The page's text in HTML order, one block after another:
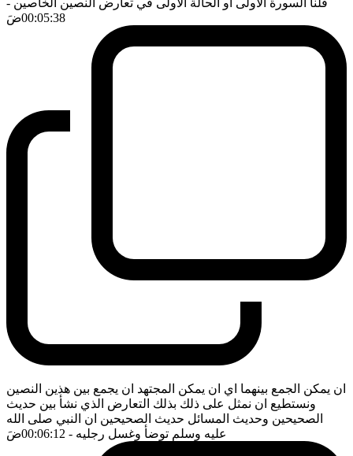
قلنا السورة الاولى او الحالة الاولى في تعارض النصين الخاصين -
00:05:38ضَ
ان يمكن الجمع بينهما اي ان يمكن المجتهد ان يجمع بين هذين النصين
ونستطيع ان نمثل على ذلك بذلك التعارض الذي نشأ بين حديث
الصحيحين وحديث المسائل حديث الصحيحين ان النبي صلى الله
عليه وسلم توضأ وغسل رجليه - 00:06:12 ضَ